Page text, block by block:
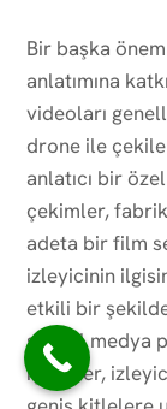
Bir başka
anlatımına
videoları
drone ile
anlatıcı bir
çekimler,
adeta bir film
izleyicinin
etkili bir
sosyal medya
içerikler,